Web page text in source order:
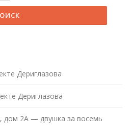
Дериглазова
Дериглазова
дом 2А — двушка за восемь